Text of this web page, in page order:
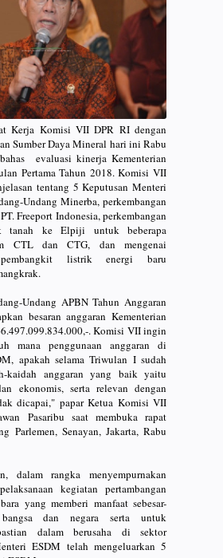
Kerja Komisi VII DPR RI dengan
Sumber Daya Mineral hari ini Rabu
evaluasi kinerja Kementerian
Pertama Tahun 2018. Komisi VII
tentang 5 Keputusan Menteri
Undang Minerba, perkembangan
Freeport Indonesia, perkembangan
tanah ke Elpiji untuk beberapa
CTL dan CTG, dan mengenai
pembangkit listrik energi baru
Undang APBN Tahun Anggaran
besaran anggaran Kementerian
. Komisi VII ingin
mana penggunaan anggaran di
apakah selama Triwulan I sudah
kaidah anggaran yang baik yaitu
ekonomis, serta relevan dengan
dicapai," papar Ketua Komisi VII
Pasaribu saat membuka rapat
Parlemen, Senayan, Jakarta, Rabu
dalam rangka menyempurnakan
kegiatan pertambangan
yang memberi manfaat sebesar-
dan negara serta untuk
dalam berusaha di sektor
ESDM telah mengeluarkan 5